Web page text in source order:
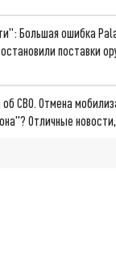
Большая ошибка
поставки
об СВО. Отмена
Отличные